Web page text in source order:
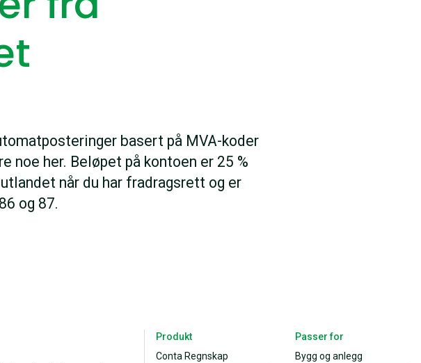
basert på MVA-koder
noe her. Beløpet på kontoen er 25 %
når du har fradragsrett og er
og 87.
Produkt
Conta Regnskap
Passer for
Bygg og anlegg